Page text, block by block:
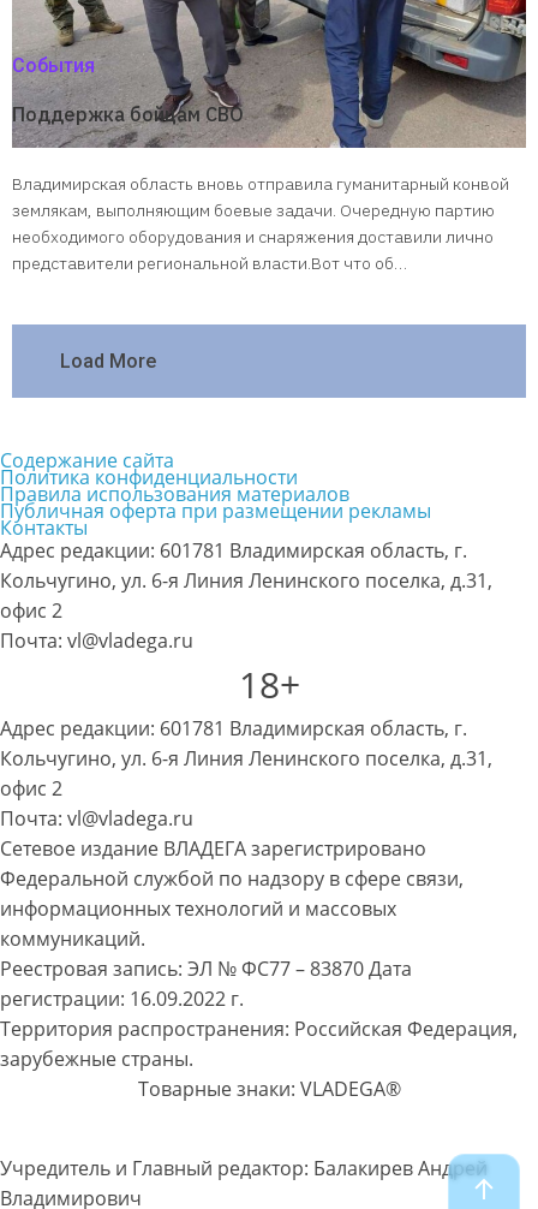
События
Поддержка бойцам СВО
Владимирская область вновь отправила гуманитарный конвой
землякам, выполняющим боевые задачи. Очередную партию
необходимого оборудования и снаряжения доставили лично
представители региональной власти.Вот что об…
Load More
Содержание сайта
Политика конфиденциальности
Правила использования материалов
Публичная оферта при размещении рекламы
Контакты
Адрес редакции: 601781 Владимирская область, г.
Кольчугино, ул. 6-я Линия Ленинского поселка, д.31,
офис 2
Почта: vl@vladega.ru
18+
Адрес редакции: 601781 Владимирская область, г.
Кольчугино, ул. 6-я Линия Ленинского поселка, д.31,
офис 2
Почта: vl@vladega.ru
Сетевое издание ВЛАДЕГА зарегистрировано
Федеральной службой по надзору в сфере связи,
информационных технологий и массовых
коммуникаций.
Реестровая запись: ЭЛ № ФС77 – 83870 Дата
регистрации: 16.09.2022 г.
Территория распространения: Российская Федерация,
зарубежные страны.
Товарные знаки: VLADEGA®
Учредитель и Главный редактор: Балакирев Андрей
Владимирович